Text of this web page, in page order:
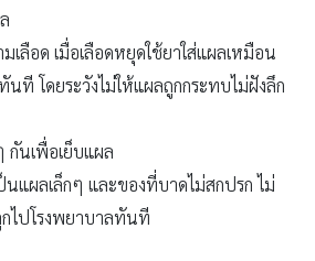
ลือด เมื่อเลือดหยุดใช้ยาใส่แผลเหมือน
ที โดยระวังไม่ให้แผลถูกกระทบไม่ฝังลึก
นเพื่อเย็บแผล
แผลเล็กๆ และของที่บาดไม่สกปรก ไม่
ไปโรงพยาบาลทันที